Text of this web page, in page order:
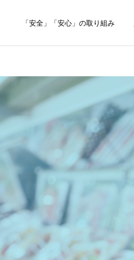
「安全」「安心」の取り組み
詳細を見る
Supporters
ワンちゃんフォトコン
メンテナンス休業のお知ら